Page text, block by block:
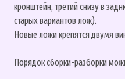
кронштейн, третий снизу в
старых вариантов лож).
Новые ложи крепятся двумя
Порядок сборки-разборки